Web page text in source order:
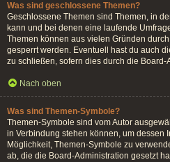
Was sind geschlossene Themen?
Geschlossene Themen sind Themen, in
kann und bei denen eine laufende
Themen können aus vielen Gründen
gesperrt werden. Eventuell hast du auch
zu schließen, sofern dies durch die
Nach oben
Was sind Themen-Symbole?
Themen-Symbole sind vom Autor
in Verbindung stehen können, um dessen
Möglichkeit, Themen-Symbole zu
ab, die die Board-Administration gesetzt